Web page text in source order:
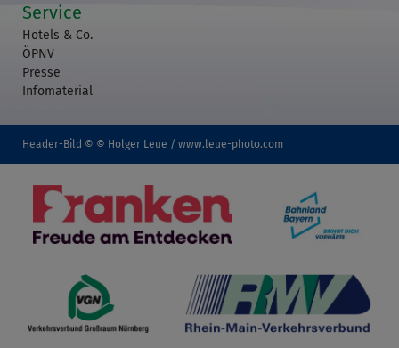
Service
Hotels & Co.
ÖPNV
Presse
Infomaterial
Header-Bild © © Holger Leue / www.leue-photo.com